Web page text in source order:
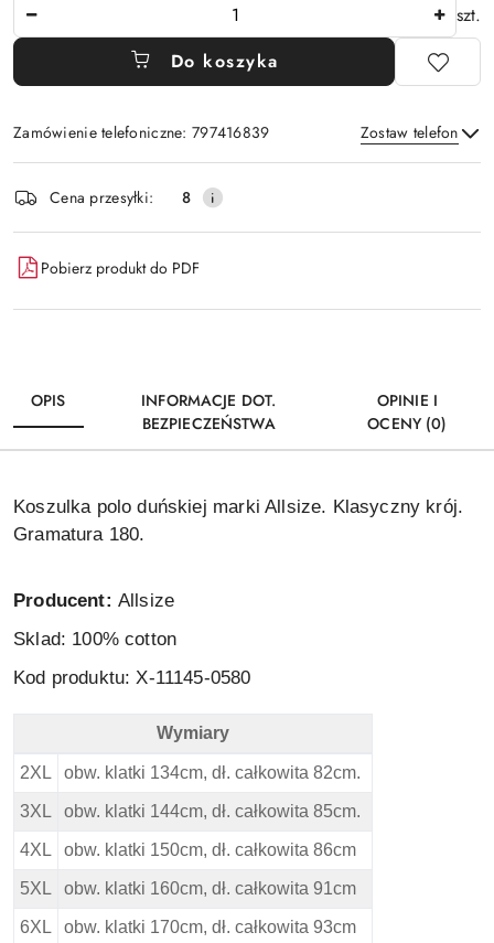
szt.
Do koszyka
Zamówienie telefoniczne: 797416839 Zostaw telefon
Wyślij
i
dostawa
Cena przesyłki: 8
Pobierz produkt do PDF
OPIS
INFORMACJE DOT.
BEZPIECZEŃSTWA
OPINIE I
OCENY (0)
Koszulka polo duńskiej marki Allsize. Klasyczny krój.
Gramatura 180.
Producent: Allsize
Sklad: 100% cotton
Kod produktu: X-11145-0580
North 56 4 Duża Koszulka Polo - Granat - Wymiary
Wymiary
2XL obw. klatki 134cm, dł. całkowita 82cm.
3XL obw. klatki 144cm, dł. całkowita 85cm.
4XL obw. klatki 150cm, dł. całkowita 86cm
5XL obw. klatki 160cm, dł. całkowita 91cm
6XL obw. klatki 170cm, dł. całkowita 93cm